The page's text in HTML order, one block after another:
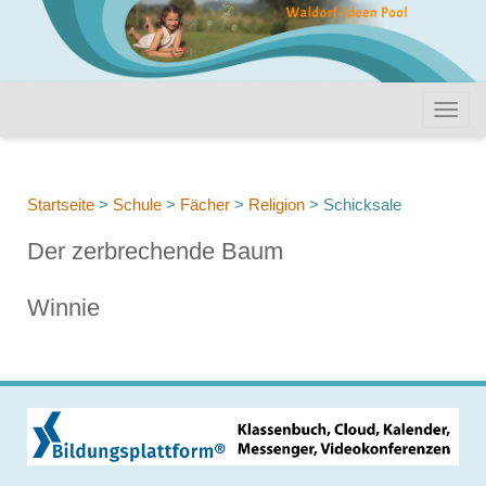
Startseite > Schule > Fächer > Religion > Schicksale
Der zerbrechende Baum
Winnie